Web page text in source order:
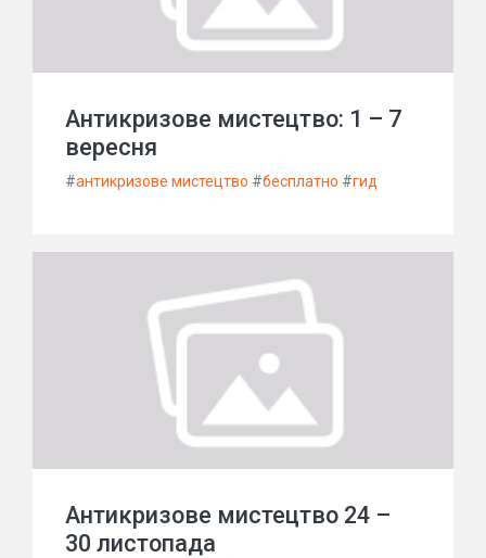
Антикризове мистецтво: 1 – 7
вересня
#антикризове мистецтво #бесплатно #гид
Антикризове мистецтво 24 –
30 листопада